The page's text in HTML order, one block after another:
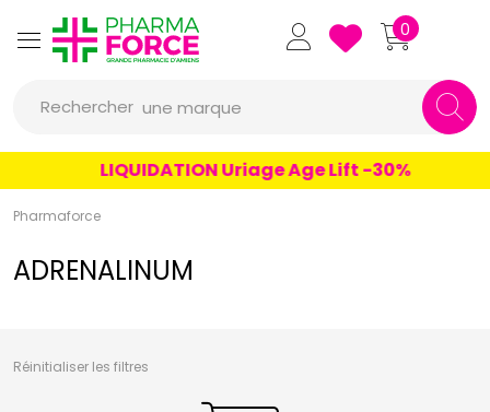
Pharmaforce Grande Pharmacie
0
Rechercher
un conseil
un produit
une marque
LIQUIDATION Uriage Age Lift -30%
Pharmaforce
ADRENALINUM
Réinitialiser les filtres